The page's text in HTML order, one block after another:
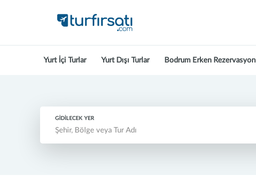
Yurt İçi Turlar Yurt Dışı Turlar Bodrum Erken Rezervasyon
GİDİLECEK YER